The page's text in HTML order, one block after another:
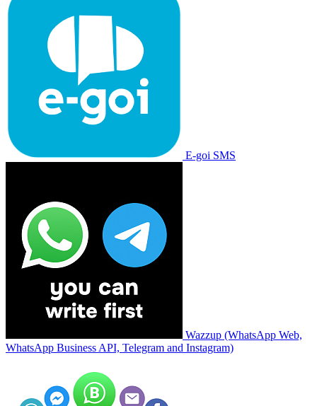
E-goi SMS
Wazzup (WhatsApp Web,
WhatsApp Business API, Telegram and Instagram)